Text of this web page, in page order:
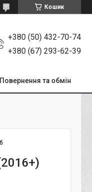
Кошик
+380 (50) 432-70-74
+380 (67) 293-62-39
Повернення та обмін